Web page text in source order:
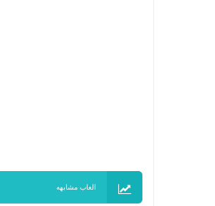
العاب مشابهه